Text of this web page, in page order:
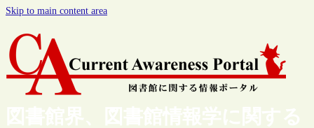
Skip to main content area
図書館界、図書館情報学に関する